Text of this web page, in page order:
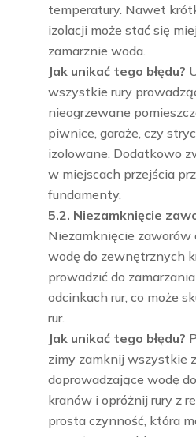
temperatury. Nawet
izolacji może stać się
zamarznie woda.
Jak unikać tego błędu?
wszystkie rury
nieogrzewane
piwnice, garaże, czy
izolowane. Dodatkowo
w miejscach przejścia
fundamenty.
5.2. Niezamknięcie
Niezamknięcie zaworów
wodę do zewnętrznych
prowadzić do
odcinkach rur, co może
rur.
Jak unikać tego błędu?
zimy zamknij wszystkie
doprowadzające wodę
kranów i opróżnij rury z
prosta czynność, która